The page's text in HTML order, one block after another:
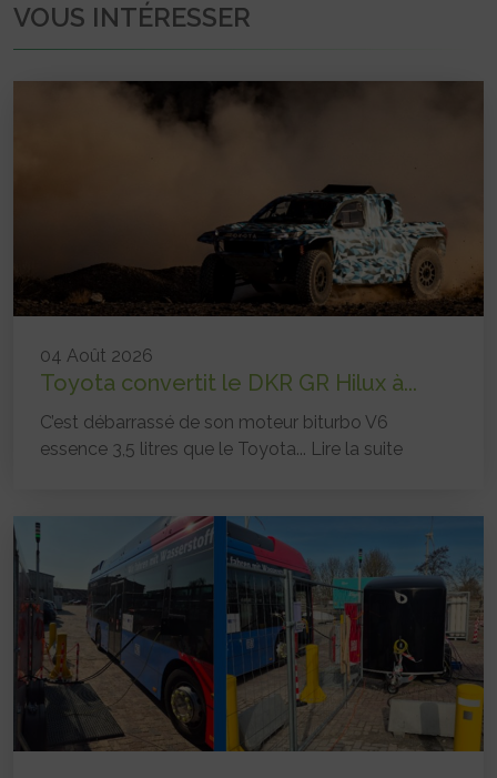
VOUS INTÉRESSER
04 Août 2026
Toyota convertit le DKR GR Hilux à...
C’est débarrassé de son moteur biturbo V6
essence 3,5 litres que le Toyota... Lire la suite